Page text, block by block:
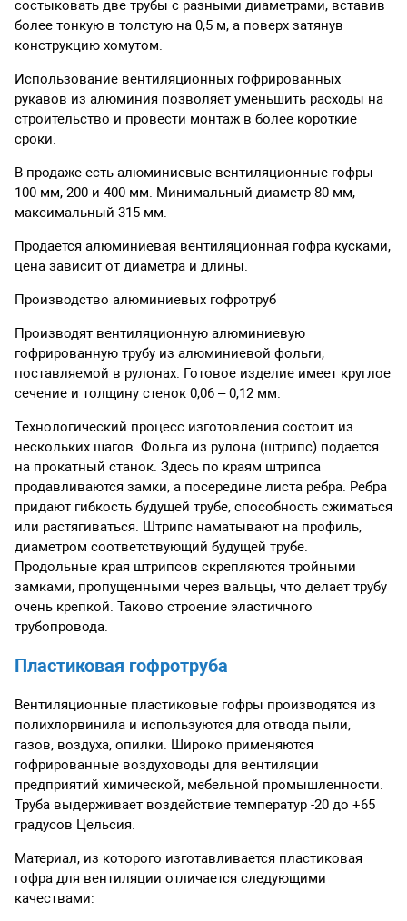
состыковать две трубы с разными диаметрами, вставив
более тонкую в толстую на 0,5 м, а поверх затянув
конструкцию хомутом.
Использование вентиляционных гофрированных
рукавов из алюминия позволяет уменьшить расходы на
строительство и провести монтаж в более короткие
сроки.
В продаже есть алюминиевые вентиляционные гофры
100 мм, 200 и 400 мм. Минимальный диаметр 80 мм,
максимальный 315 мм.
Продается алюминиевая вентиляционная гофра кусками,
цена зависит от диаметра и длины.
Производство алюминиевых гофротруб
Производят вентиляционную алюминиевую
гофрированную трубу из алюминиевой фольги,
поставляемой в рулонах. Готовое изделие имеет круглое
сечение и толщину стенок 0,06 – 0,12 мм.
Технологический процесс изготовления состоит из
нескольких шагов. Фольга из рулона (штрипс) подается
на прокатный станок. Здесь по краям штрипса
продавливаются замки, а посередине листа ребра. Ребра
придают гибкость будущей трубе, способность сжиматься
или растягиваться. Штрипс наматывают на профиль,
диаметром соответствующий будущей трубе.
Продольные края штрипсов скрепляются тройными
замками, пропущенными через вальцы, что делает трубу
очень крепкой. Таково строение эластичного
трубопровода.
Пластиковая гофротруба
Вентиляционные пластиковые гофры производятся из
полихлорвинила и используются для отвода пыли,
газов, воздуха, опилки. Широко применяются
гофрированные воздуховоды для вентиляции
предприятий химической, мебельной промышленности.
Труба выдерживает воздействие температур -20 до +65
градусов Цельсия.
Материал, из которого изготавливается пластиковая
гофра для вентиляции отличается следующими
качествами: